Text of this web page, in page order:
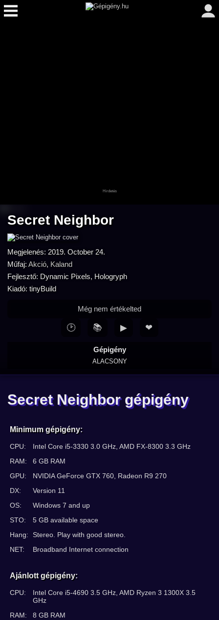
Secret Neighbor
Megjelenés: 2019. October 24.
Műfaj: Akció, Kaland
Fejlesztő: Dynamic Pixels, Hologryph
Kiadó: tinyBuild
Gépigény
ALACSONY
Még nem értékelted
🕑 📚 ▶ ❤
Secret Neighbor gépigény
Minimum gépigény:
CPU:
Intel Core i5-3330 3.0 GHz, AMD FX-8300 3.3 GHz
RAM:
6 GB RAM
GPU:
NVIDIA GeForce GTX 760, Radeon R9 270
DX:
Version 11
OS:
Windows 7 and up
STO:
5 GB available space
Hang:
Stereo. Play with good stereo.
NET:
Broadband Internet connection
Ajánlott gépigény:
CPU:
Intel Core i5-4690 3.5 GHz, AMD Ryzen 3 1300X 3.5
GHz
RAM:
8 GB RAM